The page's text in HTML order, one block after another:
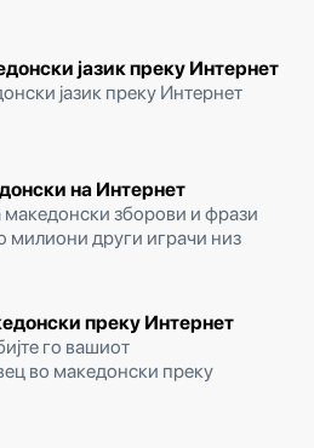
јазик преку Интернет
јазик преку Интернет
на Интернет
македонски зборови и фрази
милиони други играчи низ
преку Интернет
го вашиот
во македонски преку